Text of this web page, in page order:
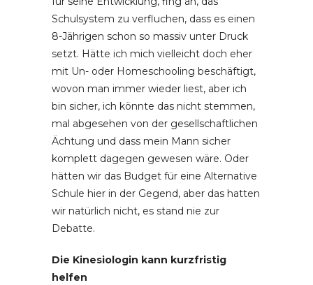
Schulsystem zu verfluchen, dass es einen
8-Jährigen schon so massiv unter Druck
setzt. Hätte ich mich vielleicht doch eher
mit Un- oder Homeschooling beschäftigt,
wovon man immer wieder liest, aber ich
bin sicher, ich könnte das nicht stemmen,
mal abgesehen von der gesellschaftlichen
Ächtung und dass mein Mann sicher
komplett dagegen gewesen wäre. Oder
hätten wir das Budget für eine Alternative
Schule hier in der Gegend, aber das hatten
wir natürlich nicht, es stand nie zur
Debatte.
Die Kinesiologin kann kurzfristig
helfen